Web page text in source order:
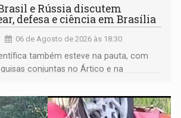
e Rússia discutem
defesa e ciência em Brasília
06 de Agosto de 2026 às 18:30
também esteve na pauta, com
conjuntas no Ártico e na